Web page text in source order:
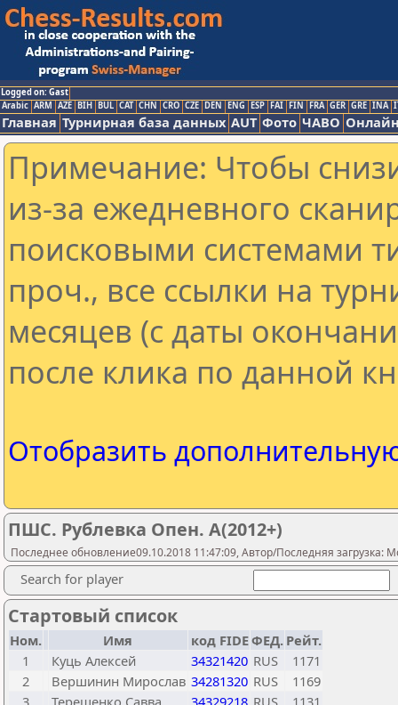
Logged on: Gast
Arabic ARM AZE BIH BUL CAT CHN CRO CZE DEN ENG ESP FAI FIN FRA GER GRE INA
Главная Турнирная база данных AUT Фото ЧАВО
Примечание: Чтобы
из-за ежедневного
поисковыми системами
проч., все ссылки на
месяцев (с даты
после клика по данной
Отобразить
ПШС. Рублевка Опен. А(2012+)
Последнее обновление09.10.2018 11:47:09, Автор/Последняя загрузка:
Search for player
Стартовый список
Ном. Имя код FIDEФЕД. Рейт.
1
Куць Алексей 34321420 RUS
1171
2
Вершинин Мирослав 34281320 RUS
1169
3
Терещенко Савва 34329218 RUS
1131